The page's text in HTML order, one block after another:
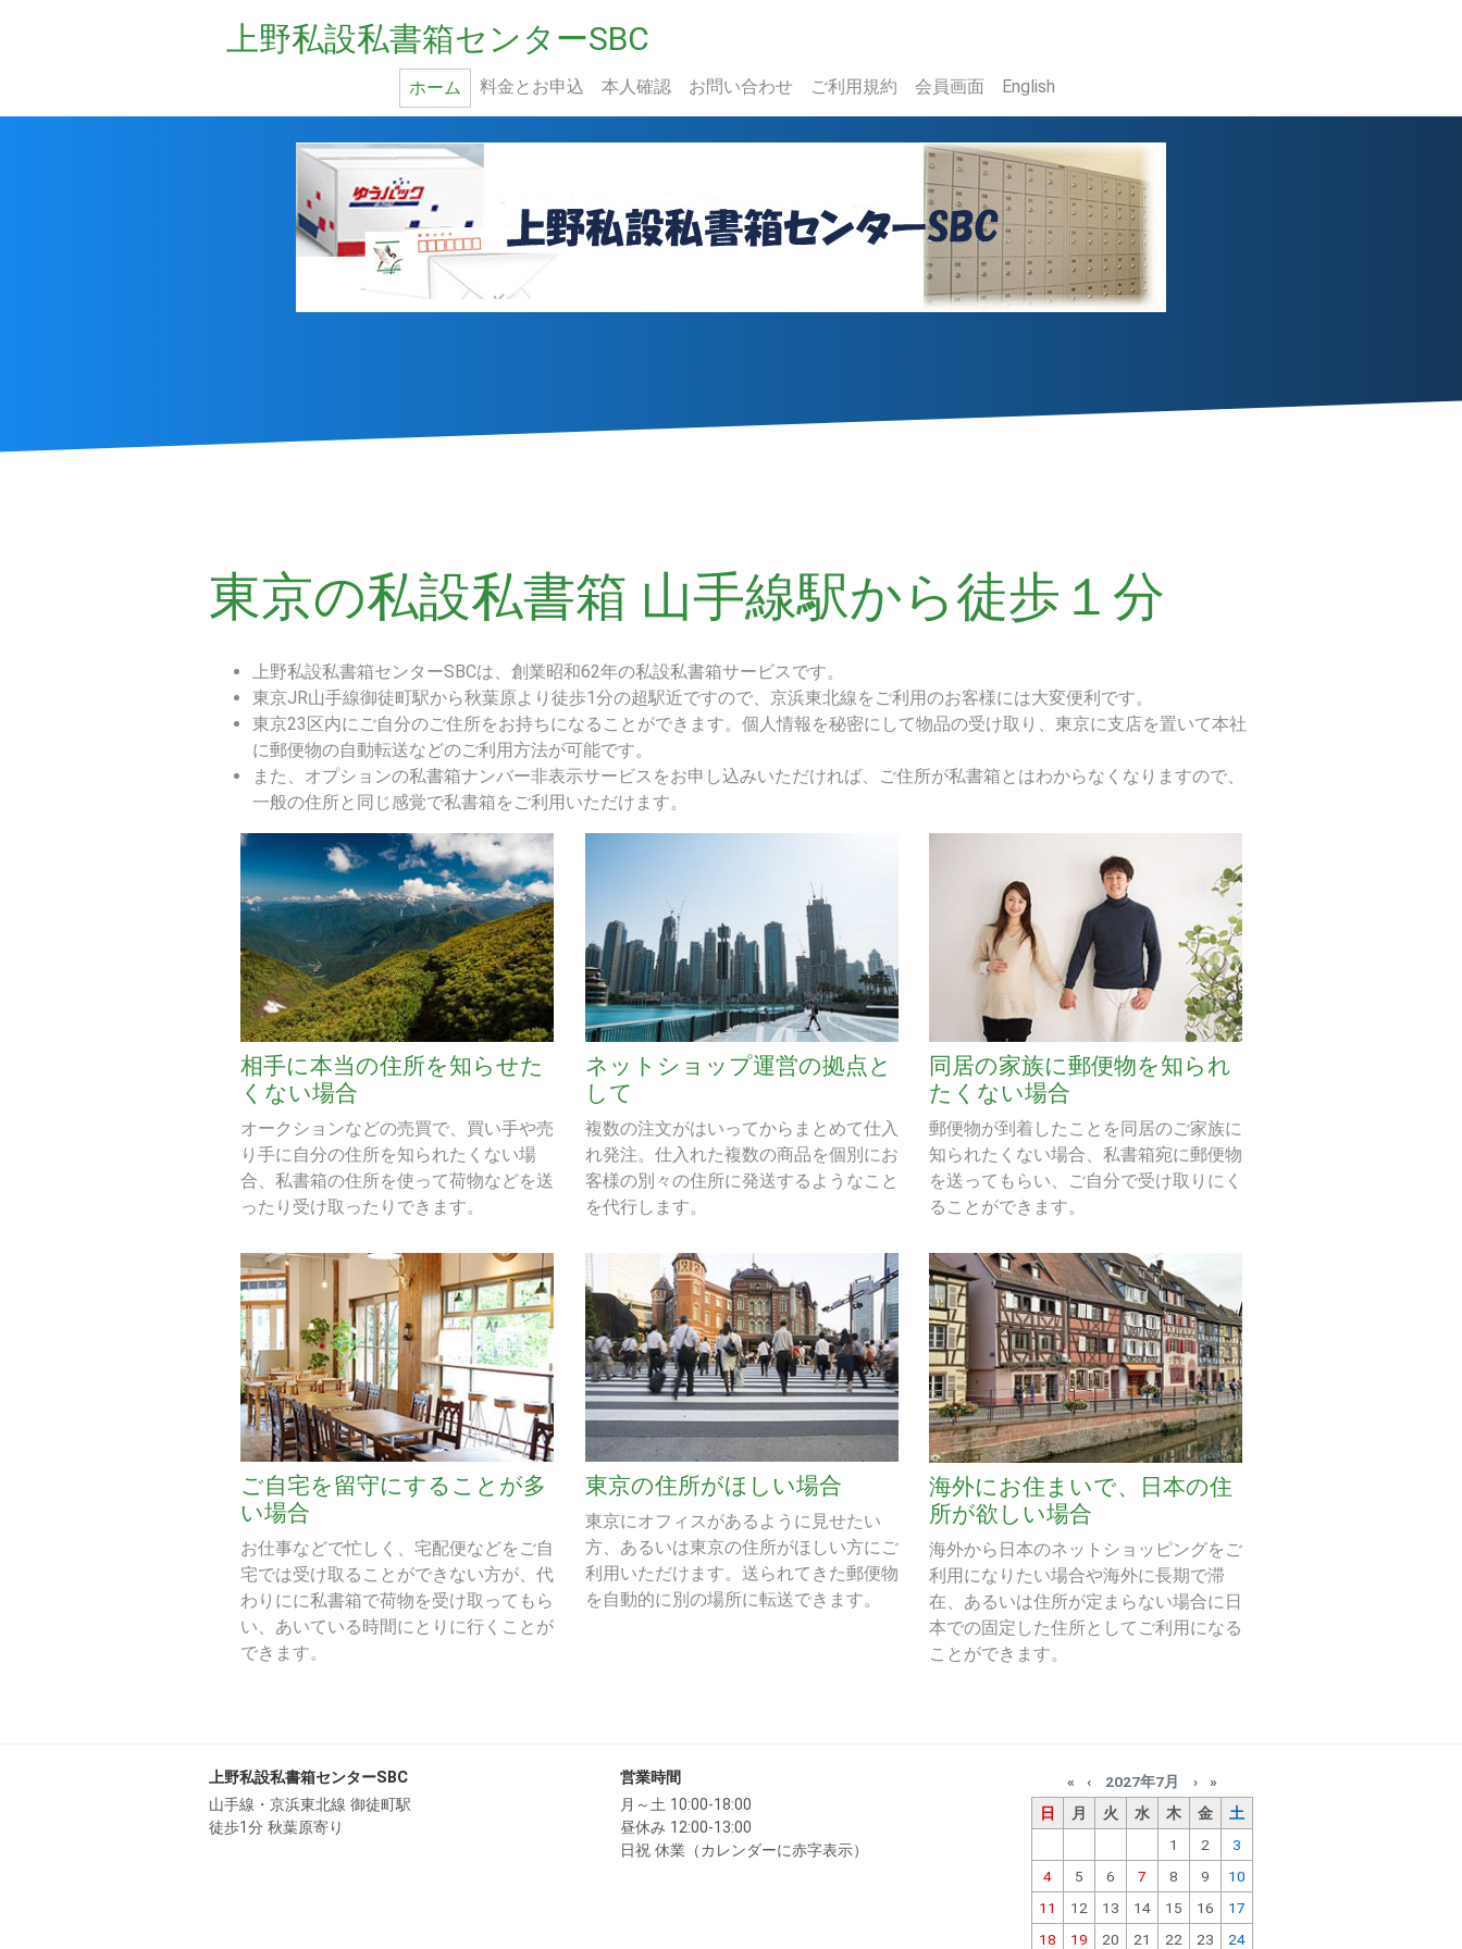
上野私設私書箱センターSBC
ホーム 料金とお申込 本人確認 お問い合わせ ご利用規約 会員画面 English
東京の私設私書箱 山手線駅から徒歩１分
上野私設私書箱センターSBCは、創業昭和62年の私設私書箱サービスです。
東京JR山手線御徒町駅から秋葉原より徒歩1分の超駅近ですので、京浜東北線をご利用のお客様には大変便利です。
東京23区内にご自分のご住所をお持ちになることができます。個人情報を秘密にして物品の受け取り、東京に支店を置いて本社
に郵便物の自動転送などのご利用方法が可能です。
また、オプションの私書箱ナンバー非表示サービスをお申し込みいただければ、ご住所が私書箱とはわからなくなりますので、
一般の住所と同じ感覚で私書箱をご利用いただけます。
相手に本当の住所を知らせた
くない場合
オークションなどの売買で、買い手や売
り手に自分の住所を知られたくない場
合、私書箱の住所を使って荷物などを送
ったり受け取ったりできます。
ネットショップ運営の拠点と
して
複数の注文がはいってからまとめて仕入
れ発注。仕入れた複数の商品を個別にお
客様の別々の住所に発送するようなこと
を代行します。
同居の家族に郵便物を知られ
たくない場合
郵便物が到着したことを同居のご家族に
知られたくない場合、私書箱宛に郵便物
を送ってもらい、ご自分で受け取りにく
ることができます。
ご自宅を留守にすることが多
い場合
お仕事などで忙しく、宅配便などをご自
宅では受け取ることができない方が、代
わりにに私書箱で荷物を受け取ってもら
い、あいている時間にとりに行くことが
できます。
東京の住所がほしい場合
東京にオフィスがあるように見せたい
方、あるいは東京の住所がほしい方にご
利用いただけます。送られてきた郵便物
を自動的に別の場所に転送できます。
海外にお住まいで、日本の住
所が欲しい場合
海外から日本のネットショッピングをご
利用になりたい場合や海外に長期で滞
在、あるいは住所が定まらない場合に日
本での固定した住所としてご利用になる
ことができます。
上野私設私書箱センターSBC
山手線・京浜東北線 御徒町駅
徒歩1分 秋葉原寄り
営業時間
月～土 10:00-18:00
昼休み 12:00-13:00
日祝 休業（カレンダーに赤字表示）
« ‹ 2027年7月 ›
»
日
月 火 水 木 金
土
1
2
3
4
5 6 7 8 9
10
11
12 13 14 15 16
17
18
19 20 21 22 23 24